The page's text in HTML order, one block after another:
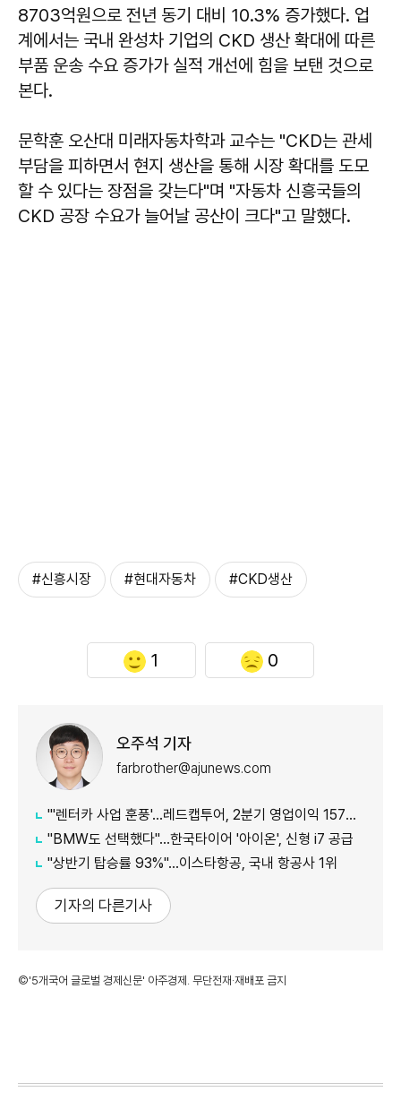
8703억원으로 전년 동기 대비 10.3% 증가했다. 업
계에서는 국내 완성차 기업의 CKD 생산 확대에 따른
부품 운송 수요 증가가 실적 개선에 힘을 보탠 것으로
본다.
문학훈 오산대 미래자동차학과 교수는 "CKD는 관세
부담을 피하면서 현지 생산을 통해 시장 확대를 도모
할 수 있다는 장점을 갖는다"며 "자동차 신흥국들의
CKD 공장 수요가 늘어날 공산이 크다"고 말했다.
#신흥시장 #현대자동차 #CKD생산
1 0
오주석 기자
farbrother@ajunews.com
"'렌터카 사업 훈풍'…레드캡투어, 2분기 영업이익 157억원
"BMW도 선택했다"…한국타이어 '아이온', 신형 i7 공급
"상반기 탑승률 93%"…이스타항공, 국내 항공사 1위
기자의 다른기사
©'5개국어 글로벌 경제신문' 아주경제. 무단전재·재배포 금지